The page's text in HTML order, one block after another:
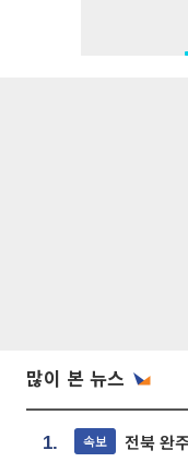
많이 본 뉴스
1. 속보 전북 완